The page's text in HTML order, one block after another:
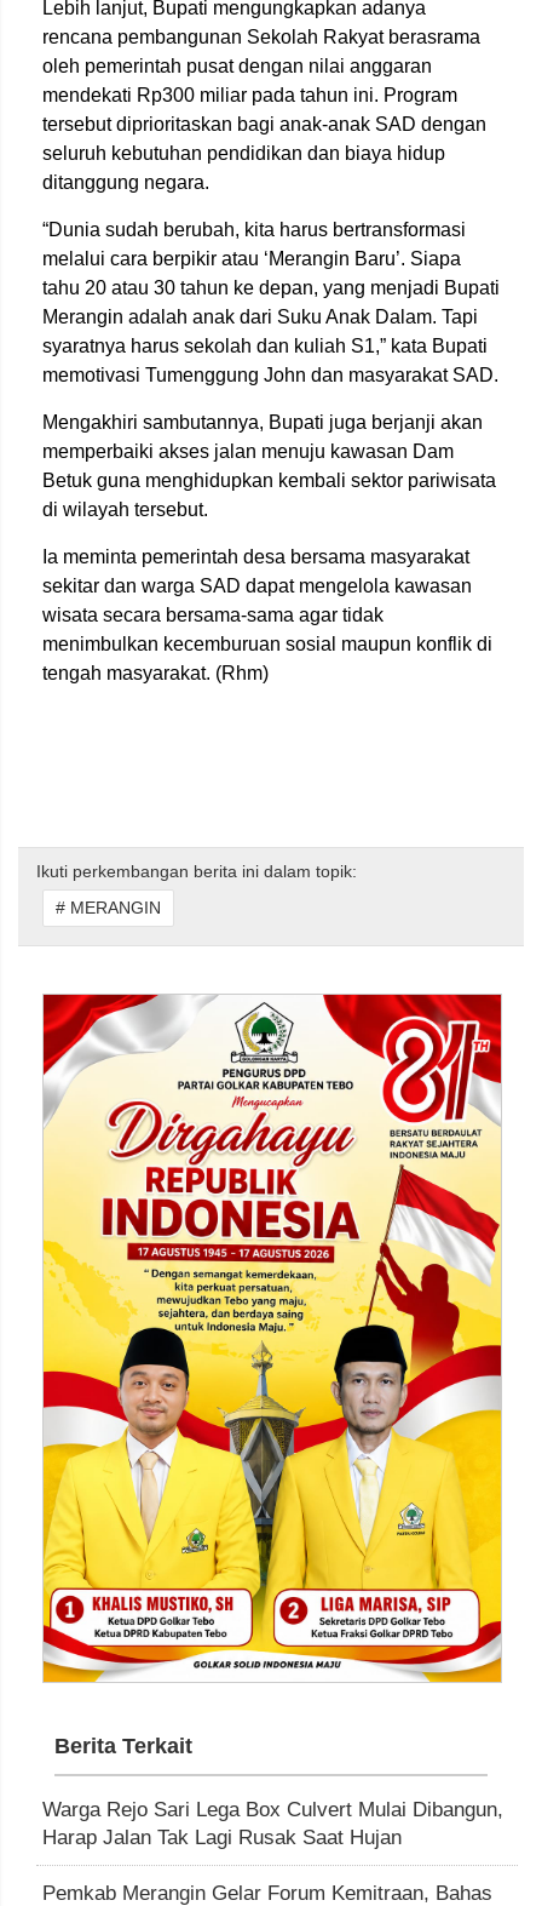
Lebih lanjut, Bupati mengungkapkan adanya
rencana pembangunan Sekolah Rakyat berasrama
oleh pemerintah pusat dengan nilai anggaran
mendekati Rp300 miliar pada tahun ini. Program
tersebut diprioritaskan bagi anak-anak SAD dengan
seluruh kebutuhan pendidikan dan biaya hidup
ditanggung negara.
“Dunia sudah berubah, kita harus bertransformasi
melalui cara berpikir atau ‘Merangin Baru’. Siapa
tahu 20 atau 30 tahun ke depan, yang menjadi Bupati
Merangin adalah anak dari Suku Anak Dalam. Tapi
syaratnya harus sekolah dan kuliah S1,” kata Bupati
memotivasi Tumenggung John dan masyarakat SAD.
Mengakhiri sambutannya, Bupati juga berjanji akan
memperbaiki akses jalan menuju kawasan Dam
Betuk guna menghidupkan kembali sektor pariwisata
di wilayah tersebut.
Ia meminta pemerintah desa bersama masyarakat
sekitar dan warga SAD dapat mengelola kawasan
wisata secara bersama-sama agar tidak
menimbulkan kecemburuan sosial maupun konflik di
tengah masyarakat. (Rhm)
Ikuti perkembangan berita ini dalam topik:
# MERANGIN
Berita Terkait
Warga Rejo Sari Lega Box Culvert Mulai Dibangun,
Harap Jalan Tak Lagi Rusak Saat Hujan
Pemkab Merangin Gelar Forum Kemitraan, Bahas